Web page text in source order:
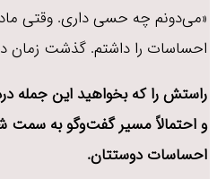
«می‌دونم چه حسی داری. وقتی
احساسات را داشتم. گذشت زمان
راستش را که بخواهید این جمله
و احتمالاً مسیر گفت‌وگو به
احساسات دوستتان.